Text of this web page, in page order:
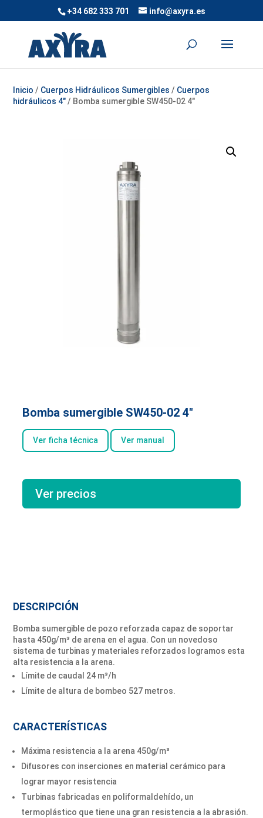
+34 682 333 701 info@axyra.es
Inicio / Cuerpos Hidráulicos Sumergibles / Cuerpos
hidráulicos 4"/ Bomba sumergible SW450-02 4″
Bomba sumergible SW450-02 4″
Ver ficha técnica Ver manual
Ver precios
DESCRIPCIÓN
Bomba sumergible de pozo reforzada capaz de soportar
hasta 450g/m³ de arena en el agua. Con un novedoso
sistema de turbinas y materiales reforzados logramos esta
alta resistencia a la arena.
Límite de caudal 24 m³/h
Límite de altura de bombeo 527 metros.
CARACTERÍSTICAS
Máxima resistencia a la arena 450g/m³
Difusores con inserciones en material cerámico para
lograr mayor resistencia
Turbinas fabricadas en poliformaldehído, un
termoplástico que tiene una gran resistencia a la abrasión.